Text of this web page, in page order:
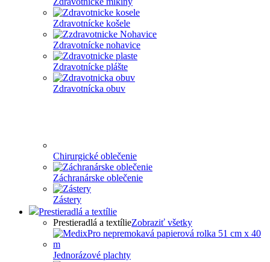
Zdravotnícke košele
Zdravotnícke nohavice
Zdravotnícke plášte
Zdravotnícka obuv
Chirurgické oblečenie
Záchranárske oblečenie
Zástery
Prestieradlá a textílie
Prestieradlá a textílieZobraziť všetky
Jednorázové plachty